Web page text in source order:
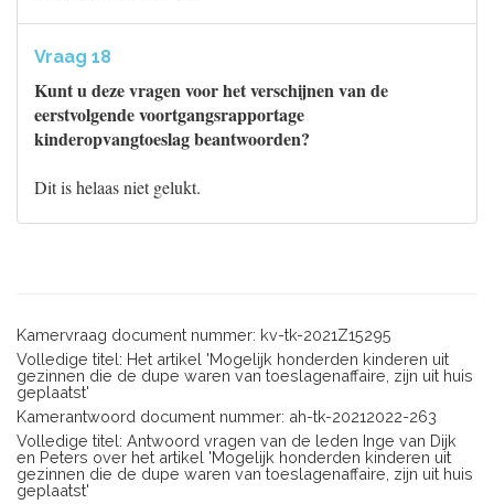
Vraag 18
Kunt u deze vragen voor het verschijnen van de
eerstvolgende voortgangsrapportage
kinderopvangtoeslag beantwoorden?
Dit is helaas niet gelukt.
Kamervraag document nummer: kv-tk-2021Z15295
Volledige titel: Het artikel 'Mogelijk honderden kinderen uit
gezinnen die de dupe waren van toeslagenaffaire, zijn uit huis
geplaatst'
Kamerantwoord document nummer: ah-tk-20212022-263
Volledige titel: Antwoord vragen van de leden Inge van Dijk
en Peters over het artikel 'Mogelijk honderden kinderen uit
gezinnen die de dupe waren van toeslagenaffaire, zijn uit huis
geplaatst'